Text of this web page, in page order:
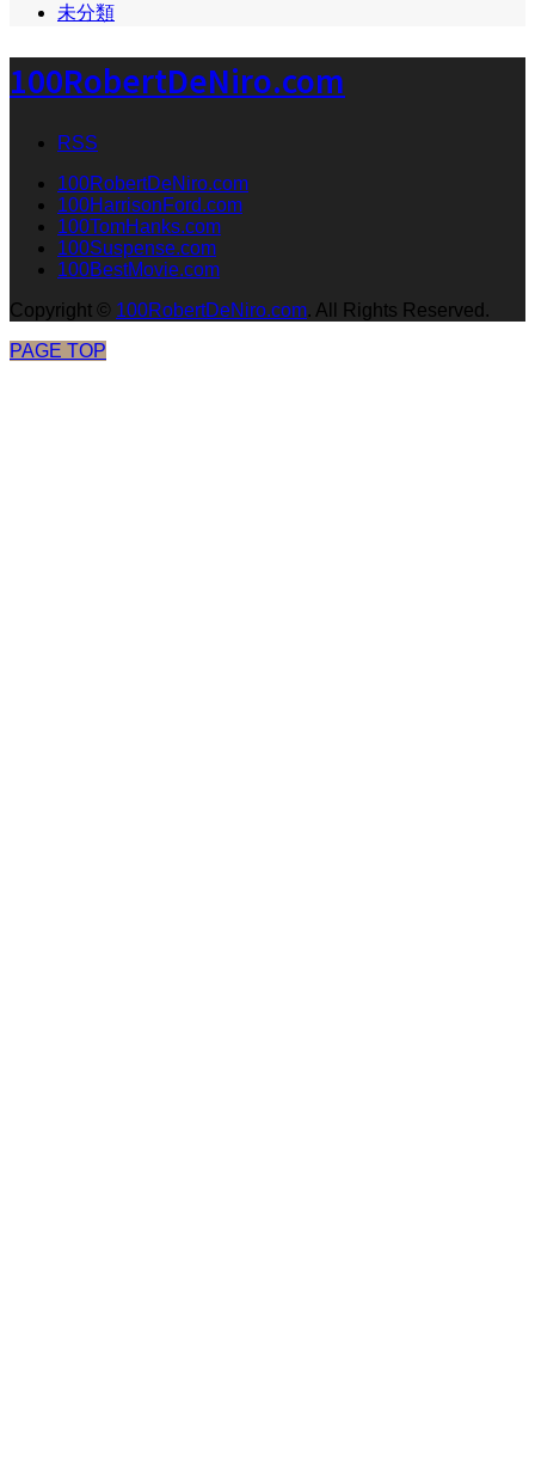
未分類
100RobertDeNiro.com
RSS
100RobertDeNiro.com
100HarrisonFord.com
100TomHanks.com
100Suspense.com
100BestMovie.com
Copyright © 100RobertDeNiro.com. All Rights Reserved.
PAGE TOP